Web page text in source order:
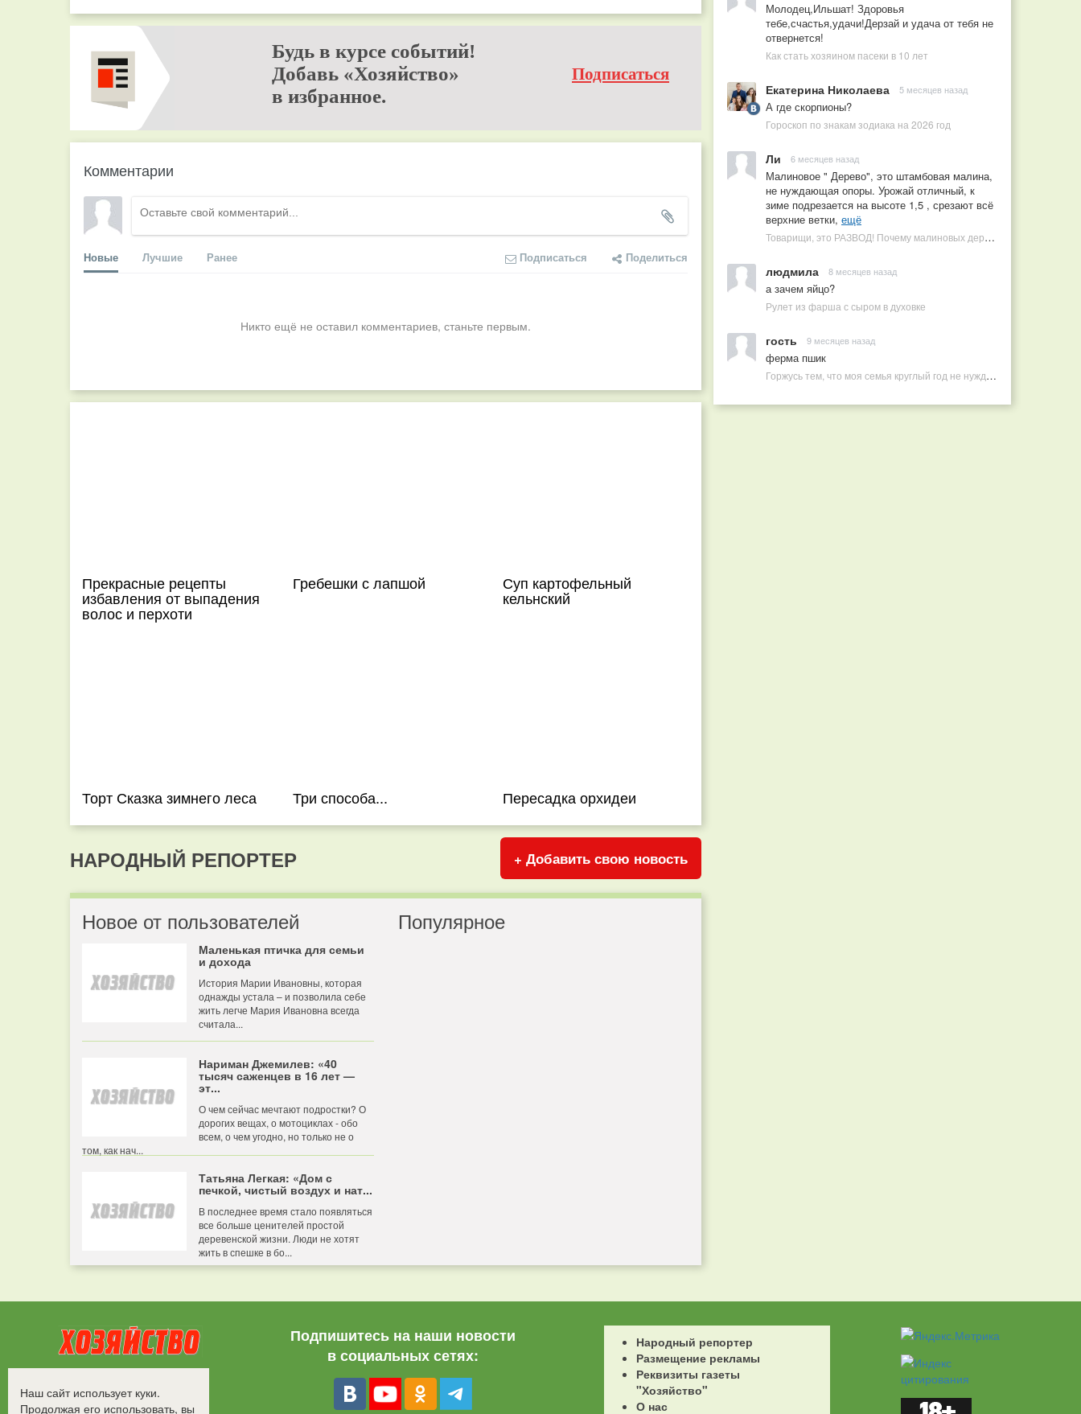
Будь в курсе событий!
Добавь «Хозяйство»
в избранное.
Подписаться
Комментарии
Новые Лучшие Ранее Подписаться Поделиться
Никто ещё не оставил комментариев, станьте первым.
Прекрасные рецепты
избавления от выпадения
волос и перхоти
Гребешки с лапшой Суп картофельный
кельнский
Торт Сказка зимнего леса Три способа... Пересадка орхидеи
НАРОДНЫЙ РЕПОРТЕР + Добавить свою новость
Новое от пользователей
Маленькая птичка для семьи
и дохода
История Марии Ивановны, которая
однажды устала – и позволила себе
жить легче Мария Ивановна всегда
считала...
Нариман Джемилев: «40
тысяч саженцев в 16 лет —
эт...
О чем сейчас мечтают подростки? О
дорогих вещах, о мотоциклах - обо
всем, о чем угодно, но только не о
том, как нач...
Татьяна Легкая: «Дом с
печкой, чистый воздух и нат...
В последнее время стало появляться
все больше ценителей простой
деревенской жизни. Люди не хотят
жить в спешке в бо...
Популярное
Молодец,Ильшат! Здоровья
тебе,счастья,удачи!Дерзай и удача от тебя не
отвернется!
Как стать хозяином пасеки в 10 лет
Екатерина Николаева 5 месяцев назад
А где скорпионы?
Гороскоп по знакам зодиака на 2026 год
Ли 6 месяцев назад
Малиновое " Дерево", это штамбовая малина,
не нуждающая опоры. Урожай отличный, к
зиме подрезается на высоте 1,5 , срезают всё
верхние ветки, ещё
Товарищи, это РАЗВОД! Почему малиновых деревьев не бывает, или Как ушлые продавцы наживаются на мечтах садоводов
людмила 8 месяцев назад
а зачем яйцо?
Рулет из фарша с сыром в духовке
гость 9 месяцев назад
ферма пшик
Горжусь тем, что моя семья круглый год не нуждается в покупных витаминах
Все права защищены.
©2008-2017 - "Хозяйство"
Подпишитесь на наши новости
в социальных сетях:
Народный репортер
Размещение рекламы
Реквизиты газеты
"Хозяйство"
О нас
Наш сайт использует куки.
Продолжая его использовать, вы